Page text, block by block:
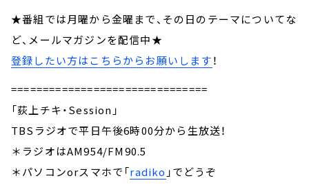
★番組では月曜から金曜まで、その日のテーマについてな
ど、メールマガジンを配信中★
登録したい方はこちらからお願いします！
===============================
「荻上チキ・Session」
TBSラジオで平日午後6時00分から生放送！
＊ラジオはAM954/FM90.5
＊パソコンorスマホで「radiko 」でどうぞ